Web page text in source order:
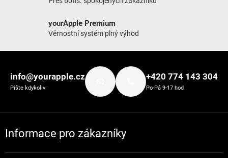
yourApple Premium
Věrnostní systém plný výhod
info@yourapple.cz
Pište kdykoliv
+420 774 143 304
Po-Pá 9-17 hod
Informace pro zákazníky